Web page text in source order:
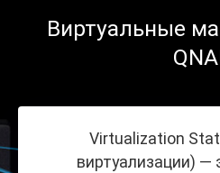
Виртуальные
Virtualization
виртуализации) —